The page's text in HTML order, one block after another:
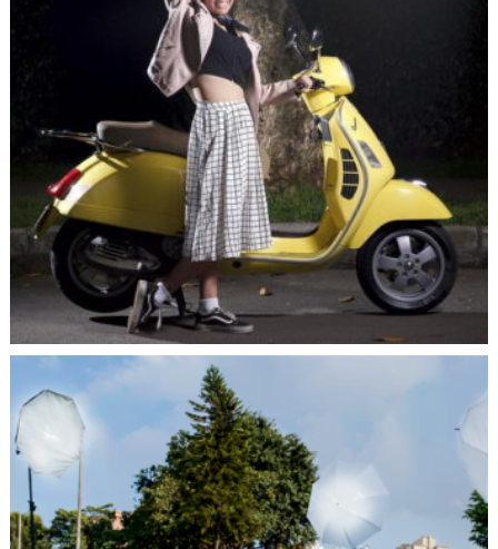
12. ¿Cómo se hizo un experto en fotografía?
No me considero experto, creo que en el campo de la
fotografía y en la pedagogía todos los días aprendemos
algo nuevo. He crecido mirando a los demás, observando
buenos y malos resultados. Siento curiosidad y creo tener
la virtud de preguntar mucho, además, he contado con la
suerte de contar con fotógrafos que están abiertos a
compartir su conocimiento.
13. ¿Cómo te hiciste fotógrafo
Empecé trabajando en una universidad donde realizaba
actividades relacionadas con el campo audiovisual, pero
no directamente con la fotografía. Con el tiempo, y luego
de conocer el proceso de revelado de fotografías en el
laboratorio químico, entendí que eso era lo que más me
llamaba la atención. Busqué estudiar en entidades de
educación no formal, donde los tiempos se acomodaban a
mis horarios de trabajo y así, trabajando y estudiando me
hice fotógrafo
14. ¿Cuáles son las experiencias de tu vida como
fotógrafo que más aprecias?